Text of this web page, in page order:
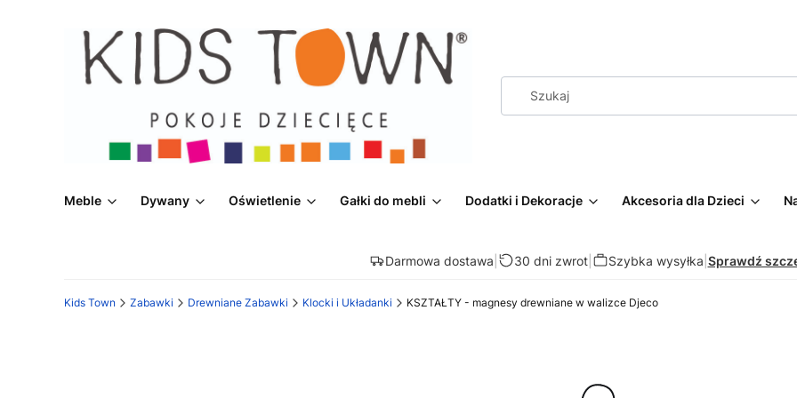
Meble Dywany Oświetlenie Gałki do mebli Dodatki i Dekoracje Akcesoria dla Dzieci
Darmowa dostawa 30 dni zwrot| Szybka wysyłka Sprawdź
Kids Town Zabawki Drewniane Zabawki Klocki i Układanki KSZTAŁTY - magnesy drewniane w walizce Djeco